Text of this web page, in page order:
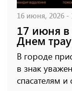
16 июня, 2026 -
17 июня в
Днем
В городе
в знак
спасателям и